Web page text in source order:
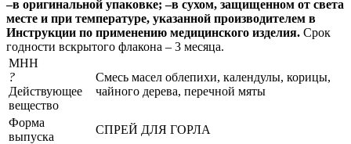
–в оригинальной упаковке; –в сухом, защищенном от света
месте и при температуре, указанной производителем в
Инструкции по применению медицинского изделия. Срок
годности вскрытого флакона – 3 месяца.
МНН
?
Действующее
вещество
Смесь масел облепихи, календулы, корицы,
чайного дерева, перечной мяты
Форма
выпуска
СПРЕЙ ДЛЯ ГОРЛА